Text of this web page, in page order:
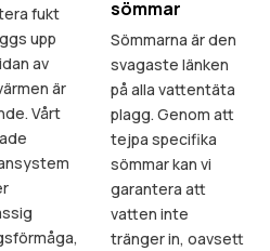
fukt
upp
av
är
Vårt
sömmar
Sömmarna är den
svagaste länken
på alla vattentäta
plagg. Genom att
tejpa specifika
sömmar kan vi
garantera att
vatten inte
tränger in, oavsett